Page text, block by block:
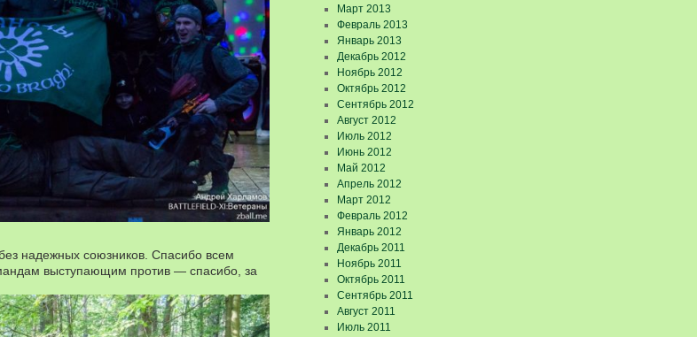
надежных союзников. Спасибо всем
выступающим против — спасибо, за
Март 2013
Февраль 2013
Январь 2013
Декабрь 2012
Ноябрь 2012
Октябрь 2012
Сентябрь 2012
Август 2012
Июль 2012
Июнь 2012
Май 2012
Апрель 2012
Март 2012
Февраль 2012
Январь 2012
Декабрь 2011
Ноябрь 2011
Октябрь 2011
Сентябрь 2011
Август 2011
Июль 2011